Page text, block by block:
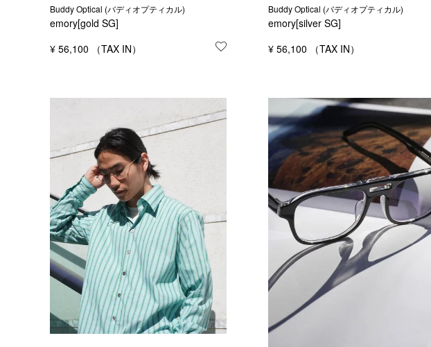
Buddy Optical (バディオプティカル)
emory[gold SG]
¥ 56,100 お気に入りに登録する
Buddy Optical (バディオプティカル)
emory[silver SG]
¥ 56,100